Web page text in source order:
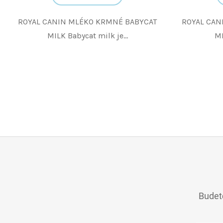
ROYAL CANIN MLÉKO KRMNÉ BABYCAT
MILK Babycat milk je...
ROYAL